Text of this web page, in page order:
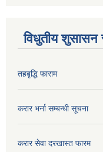
विधुतीय शुसासन
तहबृद्धि फाराम
करार भर्ना सम्बन्धी सूचना
करार सेवा दरखास्त फारम